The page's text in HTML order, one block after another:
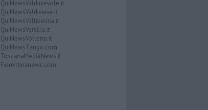
QuiNewsValdinievole.it
QuiNewsValdisieve.it
QuiNewsValtiberina.it
QuiNewsVersilia.it
QuiNewsVolterra.it
QuiNewsTango.com
ToscanaMediaNews.it
Fiorentinanews.com